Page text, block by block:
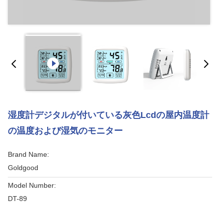
湿度計デジタルが付いている灰色Lcdの屋内温度計
の温度および湿気のモニター
Brand Name:
Goldgood
Model Number:
DT-89